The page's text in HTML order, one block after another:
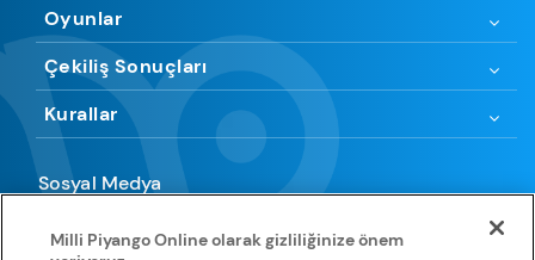
Oyunlar
Çekiliş Sonuçları
Kurallar
Sosyal Medya
Milli Piyango Online olarak gizliliğinize önem